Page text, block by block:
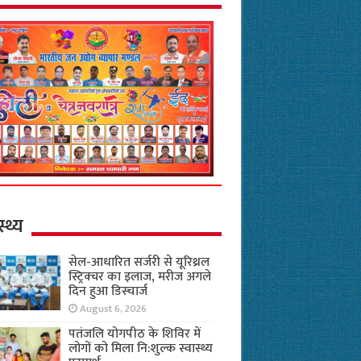
सेल-आधारित सर्जरी से यूरिथ्रल
स्ट्रिक्चर का इलाज, मरीज अगले
दिन हुआ डिस्चार्ज
August 6, 2026
पतंजलि योगपीठ के शिविर में
लोगों को मिला नि:शुल्क स्वास्थ्य